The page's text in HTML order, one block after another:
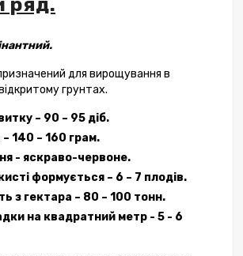
для вирощування в
грунтах.
– 90 – 95 діб.
140 – 160 грам.
- яскраво-червоне.
формується – 6 – 7 плодів.
з гектара – 80 – 100 тонн.
на квадратний метр - 5 - 6